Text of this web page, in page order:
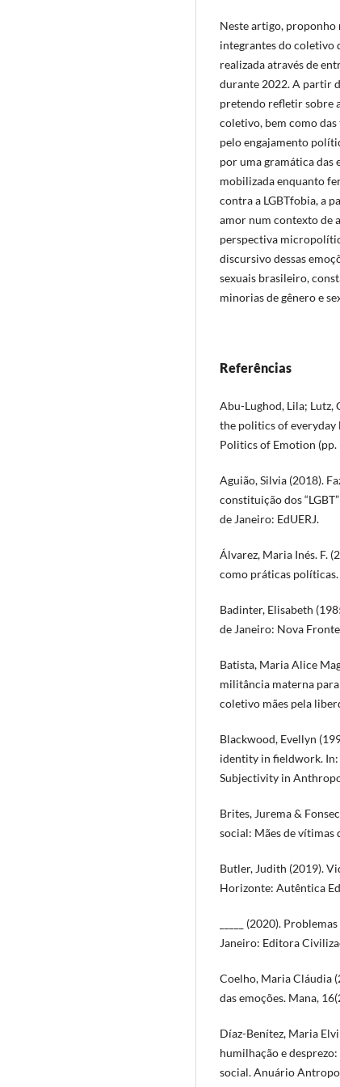
Neste artigo,
integrantes do coletivo
realizada através de
durante 2022. A partir
pretendo refletir sobre
coletivo, bem como
pelo engajamento
por uma gramática das
mobilizada enquanto
contra a LGBTfobia, a
amor num contexto de
perspectiva
discursivo dessas
sexuais brasileiro,
minorias de gênero e
Referências
Abu-Lughod, Lila;
the politics of everyday
Politics of Emotion
Aguião, Silvia (2018).
constituição dos
de Janeiro: EdUERJ.
Álvarez, Maria Inés. F.
como práticas
Badinter, Elisabeth
de Janeiro: Nova
Batista, Maria Alice
militância materna
coletivo mães pela
Blackwood, Evellyn
identity in fieldwork. In:
Subjectivity in
Brites, Jurema &
social: Mães de vítimas
Butler, Judith (2019).
Horizonte: Autêntica
_____ (2020).
Janeiro: Editora
Coelho, Maria Cláudia
das emoções. Mana,
Díaz-Benítez, Maria
humilhação e
social. Anuário